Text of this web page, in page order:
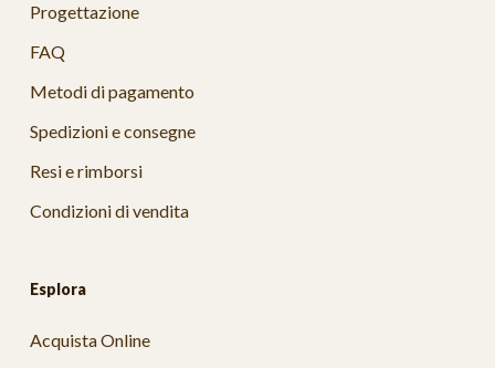
Progettazione
FAQ
Metodi di pagamento
Spedizioni e consegne
Resi e rimborsi
Condizioni di vendita
Esplora
Acquista Online